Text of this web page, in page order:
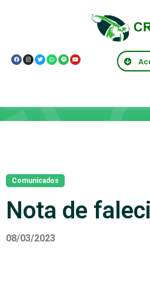
Comunicados
Nota de
08/03/2023